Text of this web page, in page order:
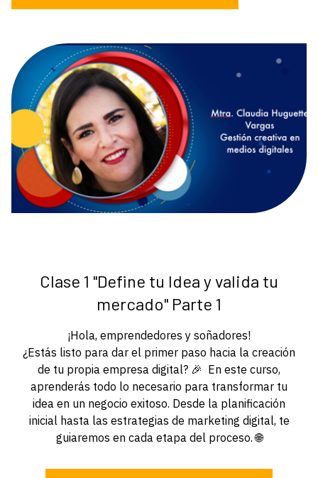
Clase 1 "Define tu Idea y valida tu
mercado" Parte 1
¡Hola, emprendedores y soñadores!
¿Estás listo para dar el primer paso hacia la creación
de tu propia empresa digital? 🎉 En este curso,
aprenderás todo lo necesario para transformar tu
idea en un negocio exitoso. Desde la planificación
inicial hasta las estrategias de marketing digital, te
guiaremos en cada etapa del proceso. 🌐